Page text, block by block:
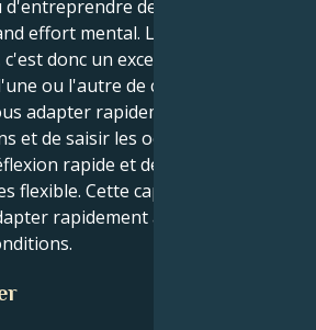
des projets qui
effort mental. Les Gémeaux
donc un excellent moment
ou l'autre de ces choses. Vous
adapter rapidement à de
et de saisir les occasions qui
rapide et de la souplesse
flexible. Cette capacité vous
rapidement à de nouvelles